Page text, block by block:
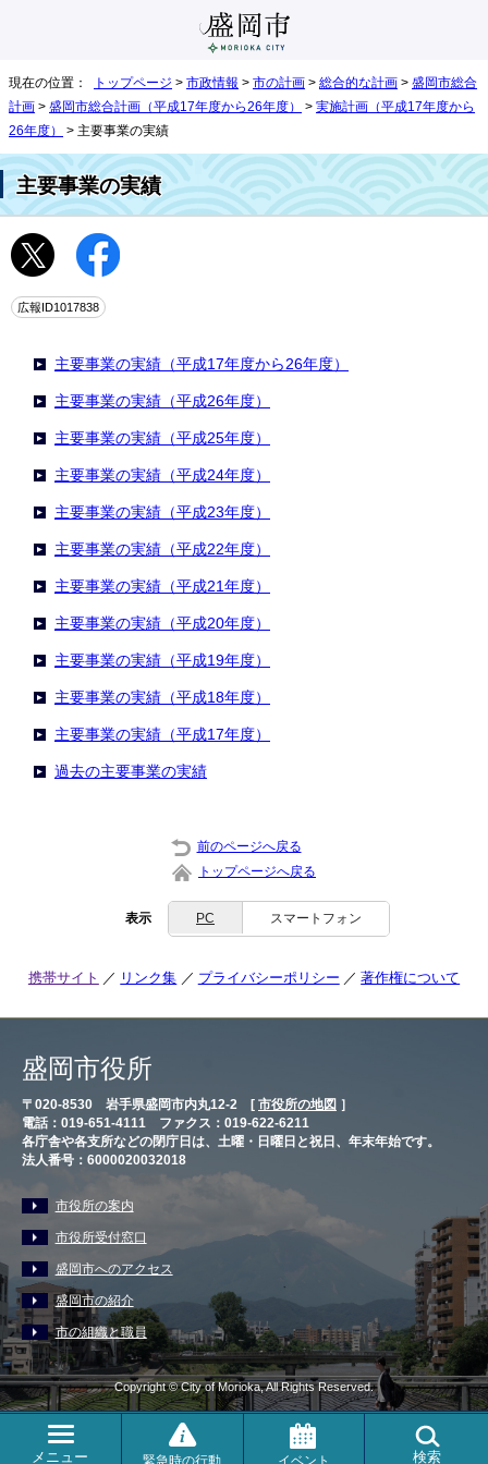
現在の位置： トップページ > 市政情報 > 市の計画 > 総合的な計画 > 盛岡市総合
計画 > 盛岡市総合計画（平成17年度から26年度） > 実施計画（平成17年度から
26年度）
> 主要事業の実績
主要事業の実績
広報ID1017838
主要事業の実績（平成17年度から26年度）
主要事業の実績（平成26年度）
主要事業の実績（平成25年度）
主要事業の実績（平成24年度）
主要事業の実績（平成23年度）
主要事業の実績（平成22年度）
主要事業の実績（平成21年度）
主要事業の実績（平成20年度）
主要事業の実績（平成19年度）
主要事業の実績（平成18年度）
主要事業の実績（平成17年度）
過去の主要事業の実績
前のページへ戻る
トップページへ戻る
表示 PC スマートフォン
メニュー 緊急時の行動 イベント 検索
携帯サイト リンク集 プライバシーポリシー 著作権について
盛岡市役所
〒020-8530 岩手県盛岡市内丸12-2 [ 市役所の地図 ］
電話：019-651-4111 ファクス：019-622-6211
各庁舎や各支所などの閉庁日は、土曜・日曜日と祝日、年末年始です。
法人番号：6000020032018
市役所の案内
市役所受付窓口
盛岡市へのアクセス
盛岡市の紹介
市の組織と職員
Copyright © City of Morioka, All Rights Reserved.